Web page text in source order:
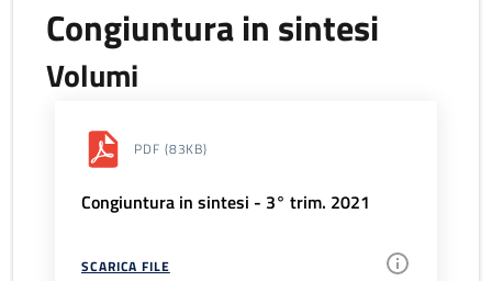
Congiuntura in sintesi
Volumi
PDF (83KB)
Congiuntura in sintesi - 3° trim. 2021
SCARICA FILE